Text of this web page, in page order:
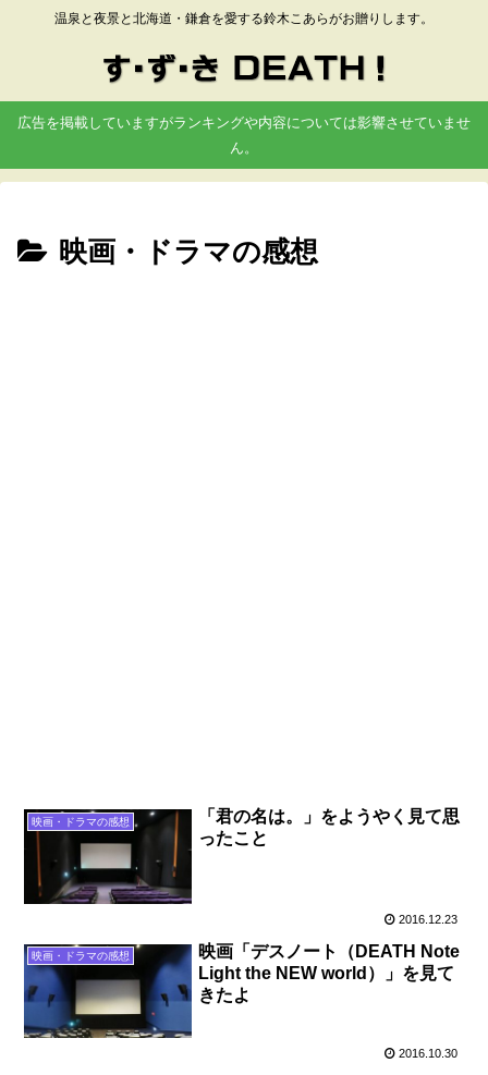
温泉と夜景と北海道・鎌倉を愛する鈴木こあらがお贈りします。
広告を掲載していますがランキングや内容については影響させていませ
ん。
映画・ドラマの感想
映画・ドラマの感想
「君の名は。」をようやく見て思
ったこと
2016.12.23
映画・ドラマの感想
映画「デスノート（DEATH Note
Light the NEW world）」を見て
きたよ
2016.10.30